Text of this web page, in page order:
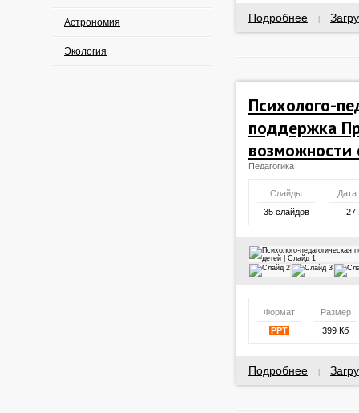
Астрономия
Экология
Подробнее
Психолого-
поддержка
Педагогика
Слайды
Дата
35 слайдов
Формат
Размер
PPT
399 Кб
Подробнее